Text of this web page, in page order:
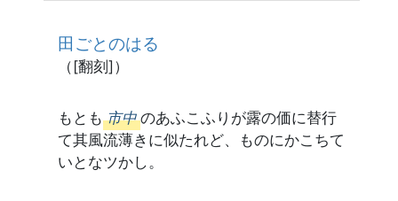
田ごとのはる
（[翻刻]）
もとも 市中 のあふこふりが露の価に替行
て其風流薄きに似たれど、ものにかこちて
いとなツかし。